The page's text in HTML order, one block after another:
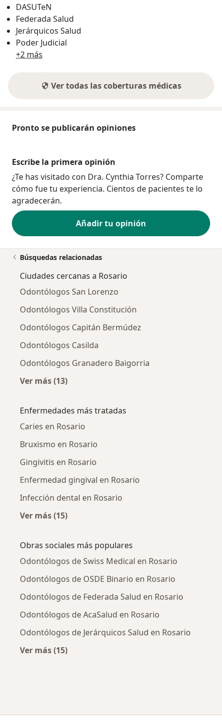
DASUTeN
Federada Salud
Jerárquicos Salud
Poder Judicial
+2 más
Ver todas las coberturas médicas
Pronto se publicarán opiniones
Escribe la primera opinión
¿Te has visitado con Dra. Cynthia Torres? Comparte
cómo fue tu experiencia. Cientos de pacientes te lo
agradecerán.
Añadir tu opinión
Búsquedas relacionadas
Ciudades cercanas a Rosario
Odontólogos San Lorenzo
Odontólogos Villa Constitución
Odontólogos Capitán Bermúdez
Odontólogos Casilda
Odontólogos Granadero Baigorria
Ver más (13)
Enfermedades más tratadas
Caries en Rosario
Bruxismo en Rosario
Gingivitis en Rosario
Enfermedad gingival en Rosario
Infección dental en Rosario
Ver más (15)
Obras sociales más populares
Odontólogos de Swiss Medical en Rosario
Odontólogos de OSDE Binario en Rosario
Odontólogos de Federada Salud en Rosario
Odontólogos de AcaSalud en Rosario
Odontólogos de Jerárquicos Salud en Rosario
Ver más (15)